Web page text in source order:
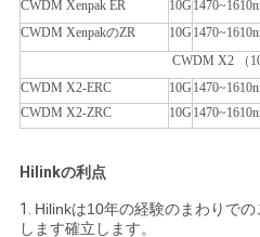
プ
ラ
イ
バ
シ
ー
CWDM Xenpak ER 10G
CWDM XenpakのZR
10G
CWDM X2 （
CWDM X2-ERC
10G
CWDM X2-ZRC
10G
Hilinkの利点
1. Hilinkは10年の経験のまわりで
します確立します。